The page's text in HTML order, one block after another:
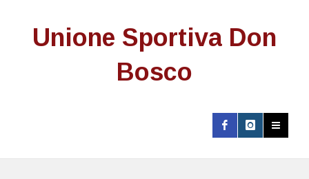
Unione Sportiva Don
Bosco